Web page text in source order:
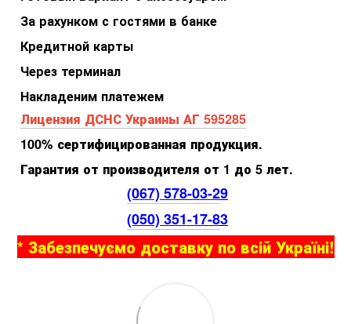
За рахунком с гостями в банке
Кредитной карты
Через терминал
Накладеним платежем
Лицензия ДСНС Украины АГ 595285
100% сертифицированная продукция.
Гарантия от производителя от 1 до 5 лет.
(067) 578-03-29
(050) 351-17-83
* Забезпечуємо доставку по всій Україні!